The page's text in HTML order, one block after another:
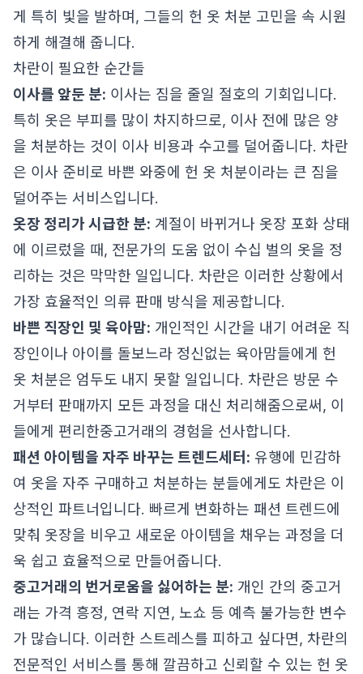
게 특히 빛을 발하며, 그들의 헌 옷 처분 고민을 속 시원
하게 해결해 줍니다.
차란이 필요한 순간들
이사를 앞둔 분: 이사는 짐을 줄일 절호의 기회입니다.
특히 옷은 부피를 많이 차지하므로, 이사 전에 많은 양
을 처분하는 것이 이사 비용과 수고를 덜어줍니다. 차란
은 이사 준비로 바쁜 와중에 헌 옷 처분이라는 큰 짐을
덜어주는 서비스입니다.
옷장 정리가 시급한 분: 계절이 바뀌거나 옷장 포화 상태
에 이르렀을 때, 전문가의 도움 없이 수십 벌의 옷을 정
리하는 것은 막막한 일입니다. 차란은 이러한 상황에서
가장 효율적인 의류 판매 방식을 제공합니다.
바쁜 직장인 및 육아맘: 개인적인 시간을 내기 어려운 직
장인이나 아이를 돌보느라 정신없는 육아맘들에게 헌
옷 처분은 엄두도 내지 못할 일입니다. 차란은 방문 수
거부터 판매까지 모든 과정을 대신 처리해줌으로써, 이
들에게 편리한중고거래의 경험을 선사합니다.
패션 아이템을 자주 바꾸는 트렌드세터: 유행에 민감하
여 옷을 자주 구매하고 처분하는 분들에게도 차란은 이
상적인 파트너입니다. 빠르게 변화하는 패션 트렌드에
맞춰 옷장을 비우고 새로운 아이템을 채우는 과정을 더
욱 쉽고 효율적으로 만들어줍니다.
중고거래의 번거로움을 싫어하는 분: 개인 간의 중고거
래는 가격 흥정, 연락 지연, 노쇼 등 예측 불가능한 변수
가 많습니다. 이러한 스트레스를 피하고 싶다면, 차란의
전문적인 서비스를 통해 깔끔하고 신뢰할 수 있는 헌 옷